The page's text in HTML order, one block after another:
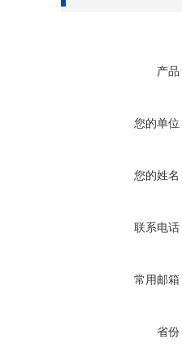
产品
您的单位
您的姓名
联系电话
常用邮箱
省份